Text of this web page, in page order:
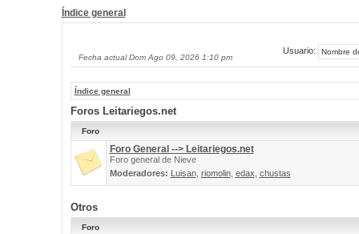
Índice general
Fecha actual Dom Ago 09, 2026 1:10 pm
Usuario:
Índice general
Foros Leitariegos.net
Foro
Foro General --> Leitariegos.net
Foro general de Nieve
Moderadores: Luisan, riomolin, edax chustas
Otros
Foro